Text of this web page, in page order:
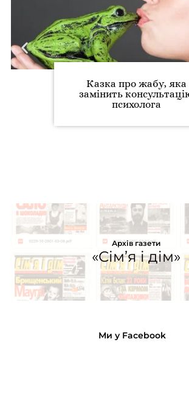
Казка про жабу, яка
замінить
психолога
Архів газети
«Сім’я і дім»
Ми у Facebook